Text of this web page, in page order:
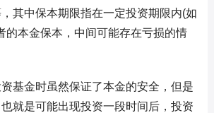
其中保本期限指在一定投资期限内(如
的本金保本，中间可能存在亏损的情
基金时虽然保证了本金的安全，但是
就是可能出现投资一段时间后，投资